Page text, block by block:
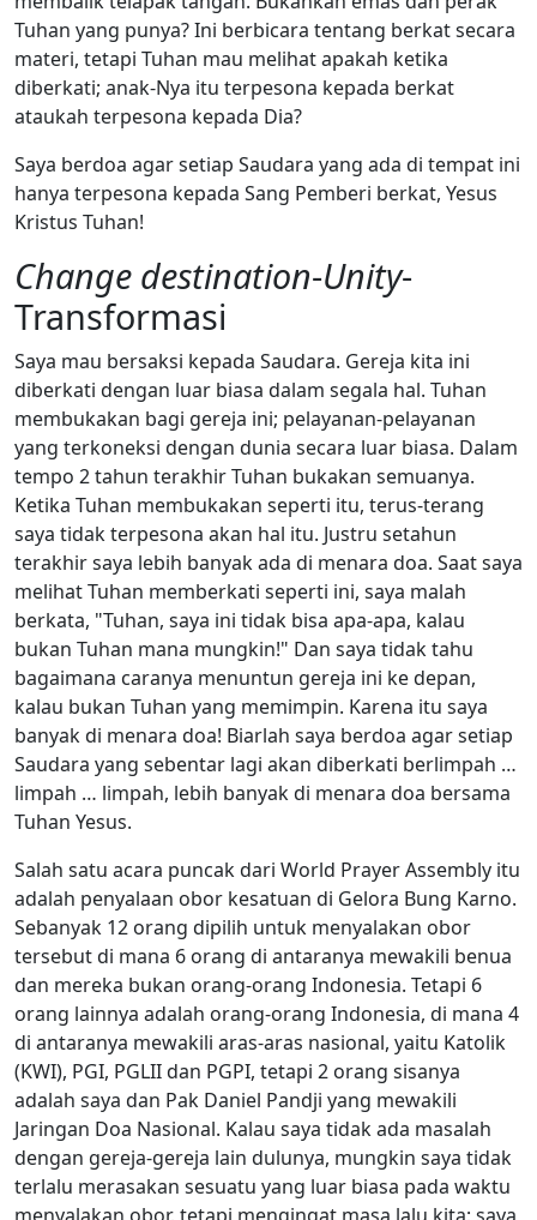
Tuhan yang punya? Ini berbicara tentang berkat secara
materi, tetapi Tuhan mau melihat apakah ketika
diberkati; anak-Nya itu terpesona kepada berkat
ataukah terpesona kepada Dia?
Saya berdoa agar setiap Saudara yang ada di tempat ini
hanya terpesona kepada Sang Pemberi berkat, Yesus
Kristus Tuhan!
Change destination-Unity-
Transformasi
Saya mau bersaksi kepada Saudara. Gereja kita ini
diberkati dengan luar biasa dalam segala hal. Tuhan
membukakan bagi gereja ini; pelayanan-pelayanan
yang terkoneksi dengan dunia secara luar biasa. Dalam
tempo 2 tahun terakhir Tuhan bukakan semuanya.
Ketika Tuhan membukakan seperti itu, terus-terang
saya tidak terpesona akan hal itu. Justru setahun
terakhir saya lebih banyak ada di menara doa. Saat saya
melihat Tuhan memberkati seperti ini, saya malah
berkata, "Tuhan, saya ini tidak bisa apa-apa, kalau
bukan Tuhan mana mungkin!" Dan saya tidak tahu
bagaimana caranya menuntun gereja ini ke depan,
kalau bukan Tuhan yang memimpin. Karena itu saya
banyak di menara doa! Biarlah saya berdoa agar setiap
Saudara yang sebentar lagi akan diberkati berlimpah …
limpah … limpah, lebih banyak di menara doa bersama
Tuhan Yesus.
Salah satu acara puncak dari World Prayer Assembly itu
adalah penyalaan obor kesatuan di Gelora Bung Karno.
Sebanyak 12 orang dipilih untuk menyalakan obor
tersebut di mana 6 orang di antaranya mewakili benua
dan mereka bukan orang-orang Indonesia. Tetapi 6
orang lainnya adalah orang-orang Indonesia, di mana 4
di antaranya mewakili aras-aras nasional, yaitu Katolik
(KWI), PGI, PGLII dan PGPI, tetapi 2 orang sisanya
adalah saya dan Pak Daniel Pandji yang mewakili
Jaringan Doa Nasional. Kalau saya tidak ada masalah
dengan gereja-gereja lain dulunya, mungkin saya tidak
terlalu merasakan sesuatu yang luar biasa pada waktu